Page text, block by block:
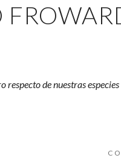
de nuestras